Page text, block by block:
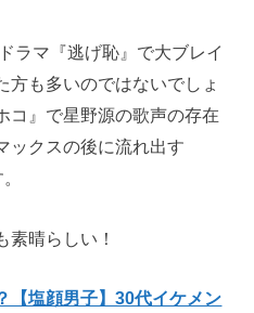
ラマ『逃げ恥』で大ブレイ
方も多いのではないでしょ
コ』で星野源の歌声の存在
ックスの後に流れ出す
素晴らしい！
【塩顔男子】30代イケメン